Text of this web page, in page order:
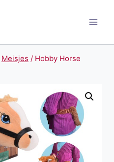
Meisjes / Hobby Horse